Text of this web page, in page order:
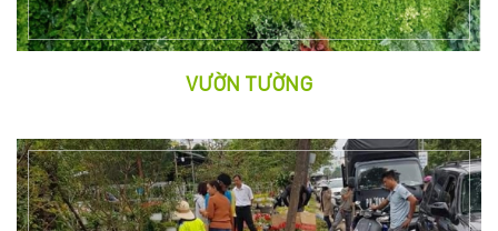
Hotline
:
hoasenvietdn@gmail.com
573
VƯỜN TƯỜNG